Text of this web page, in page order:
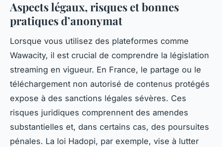
Aspects légaux, risques et bonnes
pratiques d’anonymat
Lorsque vous utilisez des plateformes comme
Wawacity, il est crucial de comprendre la législation
streaming en vigueur. En France, le partage ou le
téléchargement non autorisé de contenus protégés
expose à des sanctions légales sévères. Ces
risques juridiques comprennent des amendes
substantielles et, dans certains cas, des poursuites
pénales. La loi Hadopi, par exemple, vise à lutter